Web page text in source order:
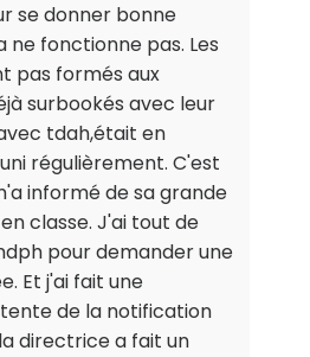
se donner bonne
ne fonctionne pas. Les
pas formés aux
surbookés avec leur
tdah,était en
régulièrement. C'est
informé de sa grande
classe. J'ai tout de
pour demander une
Et j'ai fait une
de la notification
directrice a fait un